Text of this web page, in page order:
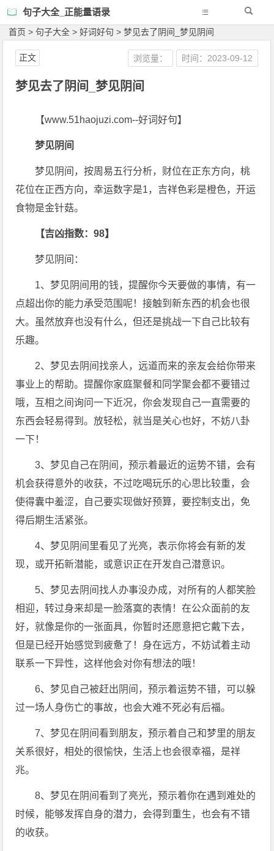
句子大全_正能量语录
首页 >句子大全 >好词好句 >梦见去了阴间_梦见阴间
梦见去了阴间_梦见阴间
浏览量： 时间：2023-09-12
正文
【www.51haojuzi.com--好词好句】
梦见阴间
梦见阴间，按周易五行分析，财位在正东方向，桃
花位在正西方向，幸运数字是1，吉祥色彩是橙色，开运
食物是金针菇。
【吉凶指数：98】
梦见阴间：
1、梦见阴间用的钱，提醒你今天要做的事情，有一
点超出你的能力承受范围呢！接触到新东西的机会也很
大。虽然放弃也没有什么，但还是挑战一下自己比较有
乐趣。
2、梦见去阴间找亲人，远道而来的亲友会给你带来
事业上的帮助。提醒你家庭聚餐和同学聚会都不要错过
哦，互相之间询问一下近况，你会发现自己一直需要的
东西会轻易得到。放轻松，就当是关心也好，不妨八卦
一下！
3、梦见自己在阴间，预示着最近的运势不错，会有
机会获得意外的收获，不过吃喝玩乐的心思比较重，会
使得囊中羞涩，自己要实现做好预算，要控制支出，免
得后期生活紧张。
4、梦见阴间里看见了光亮，表示你将会有新的发
现，或开拓新潜能，或意识正在开发自己潜意识。
5、梦见去阴间找人办事没办成，对所有的人都笑脸
相迎，转过身来却是一脸落寞的表情！在公众面前的友
好，就像是你的一张面具，你暂时还愿意把它戴下去，
但是已经开始感觉到疲惫了！身在远方，不妨试着主动
联系一下异性，这样他会对你有想法的哦！
6、梦见自己被赶出阴间，预示着运势不错，可以躲
过一场人身伤亡的事故，也会大难不死必有后福。
7、梦见在阴间看到朋友，预示着自己和梦里的朋友
关系很好，相处的很愉快，生活上也会很幸福，是祥
兆。
8、梦见在阴间看到了亮光，预示着你在遇到难处的
时候，能够发挥自身的潜力，会得到重生，也会有不错
的收获。